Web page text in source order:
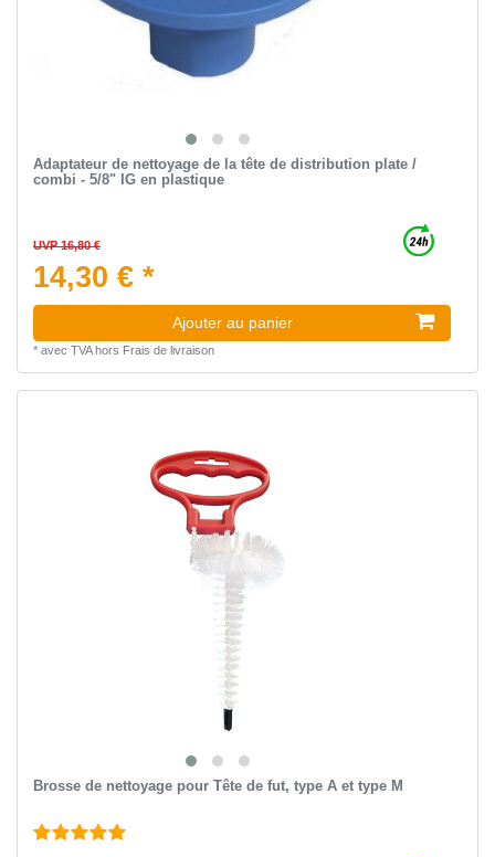
Adaptateur de nettoyage de la tête de distribution plate /
combi - 5/8" IG en plastique
UVP 16,80 €
14,30 € *
Ajouter au panier
* avec TVAhors Frais de livraison
Brosse de nettoyage pour Tête de fut, type A et type M